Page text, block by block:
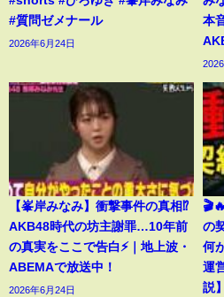
#質問ゼメナール
2026年6月24日
本
【峯岸みなみ】衝撃事件の真相⁉️
AKB48時代の坊主謝罪…10年前
の真実をここで告白⚡️｜地上波・
ABEMAで放送中！
2026年6月24日
の
何
運
説】